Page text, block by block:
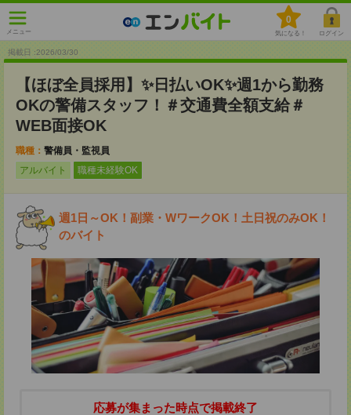
メニュー
0
気になる！ ログイン
掲載日 :2026/03/30
【ほぼ全員採用】✨日払いOK✨週1から勤務
OKの警備スタッフ！＃交通費全額支給＃
WEB面接OK
職種： 警備員・監視員
アルバイト
職種未経験OK
週1日～OK！副業・WワークOK！土日祝のみOK！
のバイト
応募が集まった時点で掲載終了